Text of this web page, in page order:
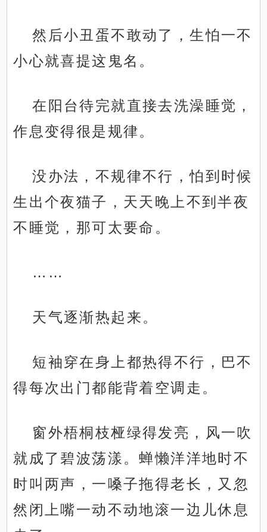
然后小丑蛋不敢动了，生怕一不
小心就喜提这鬼名。
在阳台待完就直接去洗澡睡觉，
作息变得很是规律。
没办法，不规律不行，怕到时候
生出个夜猫子，天天晚上不到半夜
不睡觉，那可太要命。
……
天气逐渐热起来。
短袖穿在身上都热得不行，巴不
得每次出门都能背着空调走。
窗外梧桐枝桠绿得发亮，风一吹
就成了碧波荡漾。蝉懒洋洋地时不
时叫两声，一嗓子拖得老长，又忽
然闭上嘴一动不动地滚一边儿休息